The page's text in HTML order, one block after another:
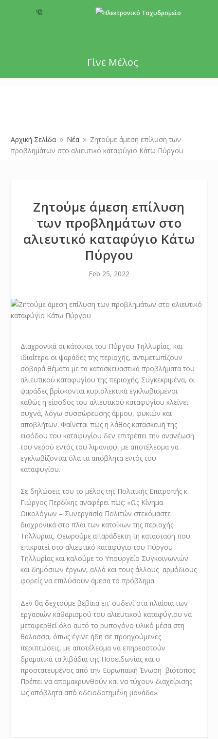
Γίνε Μέλος
Αρχική Σελίδα 9 Νέα 9 Ζητούμε άμεση επίλυση των
προβλημάτων στο αλιευτικό καταφύγιο Κάτω Πύργου
Ζητούμε άμεση επίλυση
των προβλημάτων στο
αλιευτικό καταφύγιο Κάτω
Πύργου
Feb 25, 2022
Διαχρονικά οι κάτοικοι του Πύργου Τηλλυρίας, και
ιδιαίτερα οι ψαράδες της περιοχής, αντιμετωπίζουν
σοβαρά θέματα με τα κατασκευαστικά προβλήματα του
αλιευτικού καταφυγίου της περιοχής. Συγκεκριμένα, οι
ψαράδες βρίσκονται κυριολεκτικά εγκλωβισμένοι
καθώς η είσοδος του αλιευτικού καταφυγίου κλείνει
συχνά, λόγω συσσώρευσης άμμου, φυκιών και
αποβλήτων. Φαίνεται πως η λάθος κατασκευή της
εισόδου του καταφυγίου δεν επιτρέπει την ανανέωση
του νερού εντός του λιμανιού, με αποτέλεσμα να
εγκλωβίζονται όλα τα απόβλητα εντός του
καταφυγίου.
Σε δηλώσεις του το μέλος της Πολιτικής Επιτροπής κ.
Γιώργος Περδίκης αναφέρει πως: «Ως Κίνημα
Οικολόγων – Συνεργασία Πολιτών στεκόμαστε
διαχρονικά στο πλάι των κατοίκων της περιοχής
Τηλλυριας. Θεωρούμε απαράδεκτη τη κατάσταση που
επικρατεί στο αλιευτικό καταφύγιο του Πύργου
Τηλλυρίας και καλούμε το Υπουργείο Συγκοινωνιών
και δημόσιων έργων, αλλά και τους άλλους αρμόδιους
φορείς να επιλύσουν άμεσα το πρόβλημα.
Δεν θα δεχτούμε βέβαια επ’ ουδενί στα πλαίσια των
εργασιών καθαρισμού του αλιευτικού καταφύγιου να
μεταφερθεί όλο αυτό το ρυπογόνο υλικό μέσα στη
θάλασσα, όπως έγινε ήδη σε προηγούμενες
περιπτώσεις, με αποτέλεσμα να επηρεαστούν
δραματικά τα λιβάδια της Ποσειδωνίας και ο
προστατευμένος από την Ευρωπαϊκή Ένωση βιότοπος.
Πρέπει να απομακρυνθούν και να τύχουν διαχείρισης
ως απόβλητα από αδειοδοτημένη μονάδα».